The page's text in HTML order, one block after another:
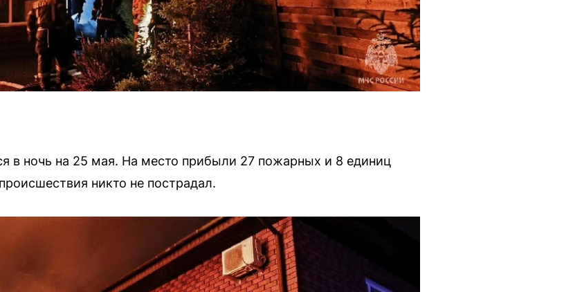
в ночь на 25 мая. На место прибыли 27 пожарных и 8 единиц
никто не пострадал.